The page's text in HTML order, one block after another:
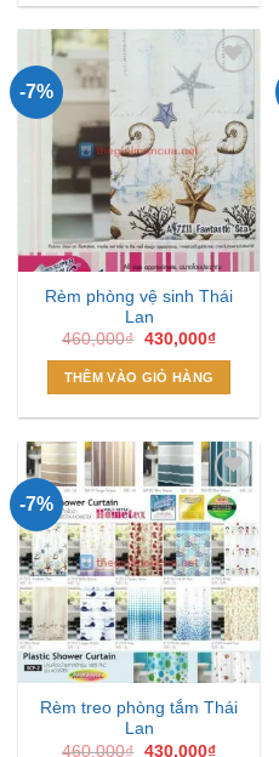
-7%
Add to
Wishlist
Rèm phòng vệ sinh Thái
Lan
460,000₫ Giá
là:
460,000₫.
430,000₫Giá
THÊM VÀO GIỎ HÀNG
-7%
Add to
Wishlist
Rèm treo phòng tắm Thái
Lan
460,000₫ Giá
430,000₫Giá